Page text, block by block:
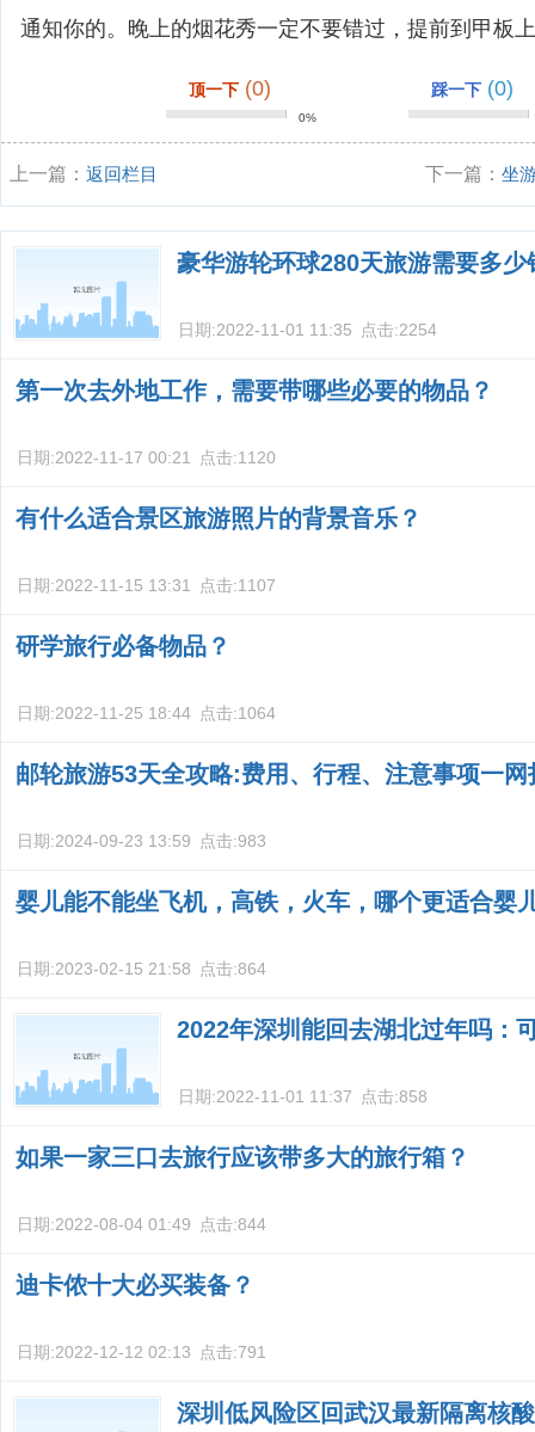
通知你的。晚上的烟花秀一定不要错过，提前到甲板
顶一下 (0)
0%
踩一下 (0)
上一篇： 返回栏目 下一篇：坐
豪华游轮环球280天旅游需要多少
日期:2022-11-01 11:35 点击:2254
第一次去外地工作，需要带哪些必要的物品？
日期:2022-11-17 00:21 点击:1120
有什么适合景区旅游照片的背景音乐？
日期:2022-11-15 13:31 点击:1107
研学旅行必备物品？
日期:2022-11-25 18:44 点击:1064
邮轮旅游53天全攻略:费用、行程、注意事项一网
日期:2024-09-23 13:59 点击:983
婴儿能不能坐飞机，高铁，火车，哪个更适合婴
日期:2023-02-15 21:58 点击:864
2022年深圳能回去湖北过年吗：
日期:2022-11-01 11:37 点击:858
如果一家三口去旅行应该带多大的旅行箱？
日期:2022-08-04 01:49 点击:844
迪卡侬十大必买装备？
日期:2022-12-12 02:13 点击:791
深圳低风险区回武汉最新隔离核